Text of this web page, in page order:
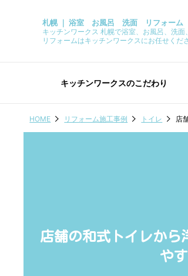
札幌 ｜ 浴室 お風呂 洗面 リフォーム
キッチンワークス 札幌で浴室、お風呂、洗面
リフォームはキッチンワークスにお任せくださ
キッチンワークスのこだわり
HOME リフォーム施工事例 トイレ 店
店舗の和式トイレから
や